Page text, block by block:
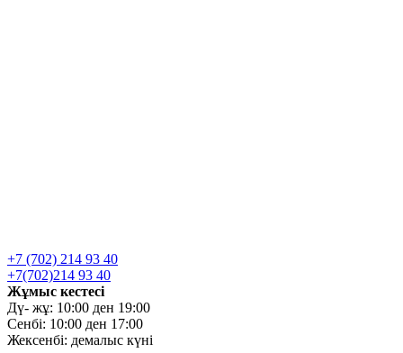
+7 (702) 214 93 40
+7(702)214 93 40
Жұмыс кестесі
Дү- жұ: 10:00 ден 19:00
Сенбі: 10:00 ден 17:00
Жексенбі: демалыс күні